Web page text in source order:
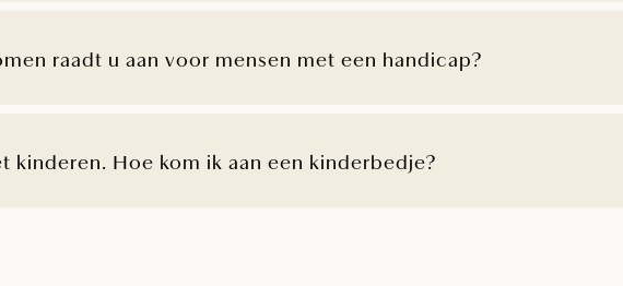
raadt u aan voor mensen met een handicap?
kinderen. Hoe kom ik aan een kinderbedje?